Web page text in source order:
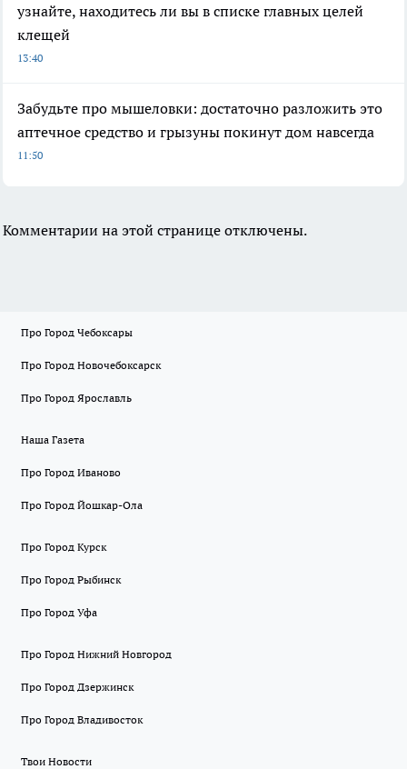
узнайте, находитесь ли вы в списке главных целей
клещей
13:40
Забудьте про мышеловки: достаточно разложить это
аптечное средство и грызуны покинут дом навсегда
11:50
Комментарии на этой странице отключены.
Про Город Чебоксары
Про Город Новочебоксарск
Про Город Ярославль
Наша Газета
Про Город Иваново
Про Город Йошкар-Ола
Про Город Курск
Про Город Рыбинск
Про Город Уфа
Про Город Нижний Новгород
Про Город Дзержинск
Про Город Владивосток
Твои Новости